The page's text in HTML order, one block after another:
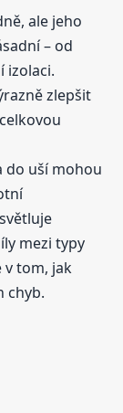
ale jeho
– od
izolaci.
zlepšit
do uší mohou
mezi typy
v tom, jak
chyb.